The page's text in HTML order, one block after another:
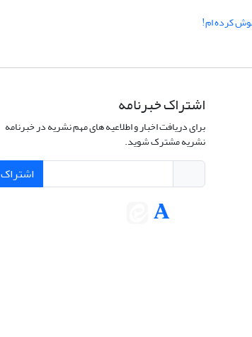
کرده ام!
اشتراک خبرنامه
برای دریافت اخبار و اطلاعیه های مهم نشریه در خبرنامه
نشریه مشترک شوید.
اشتراک